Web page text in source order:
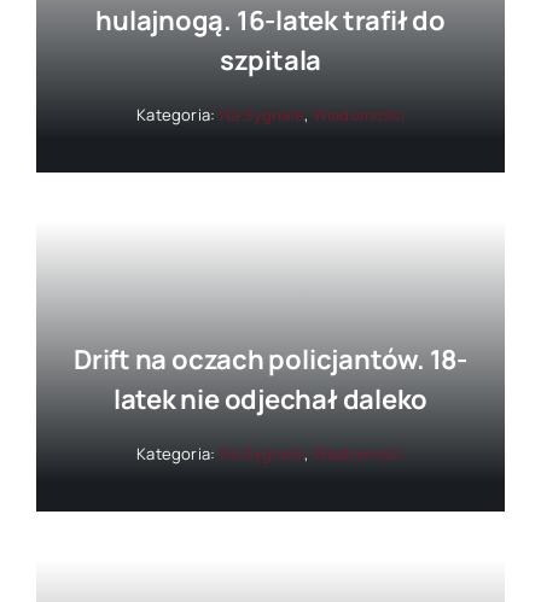
hulajnogą. 16-latek trafił do
szpitala
Kategoria: Na Sygnale, Wiadomości
Drift na oczach policjantów. 18-
latek nie odjechał daleko
Kategoria: Na Sygnale, Wiadomości